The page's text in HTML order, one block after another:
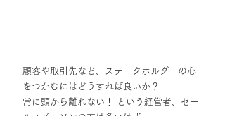
顧客や取引先など、ステークホルダーの心
をつかむにはどうすれば良いか？
常に頭から離れない！ という経営者、セー